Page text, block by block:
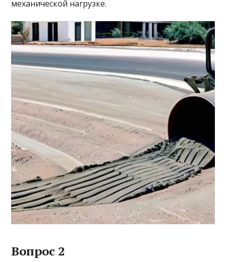
механической нагрузке.
Вопрос 2